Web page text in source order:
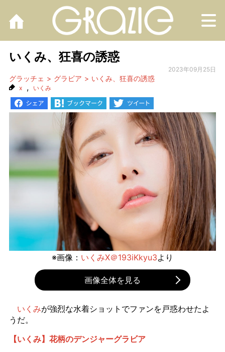
いくみ、狂喜の誘惑
2023年09月25日
グラッチェ グラビア いくみ、狂喜の誘惑
x , いくみ
※画像： いくみX＠193iKkyu3より
画像全体を見る
いくみが強烈な水着ショットでファンを戸惑わせたよ
うだ。
【いくみ】花柄のデンジャーグラビア